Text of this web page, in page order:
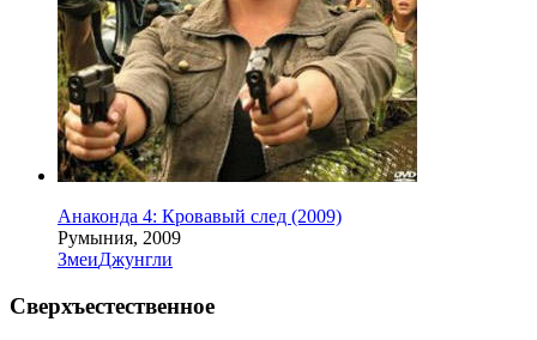
Анаконда 4: Кровавый след (2009)
Румыния, 2009
ЗмеиДжунгли
Сверхъестественное